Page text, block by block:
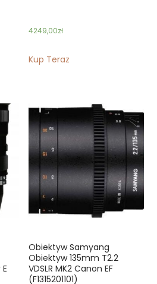
4249,00zł
Kup Teraz
Obiektyw Samyang
Obiektyw 135mm T2.2
VDSLR MK2 Canon EF
(F1315201101)